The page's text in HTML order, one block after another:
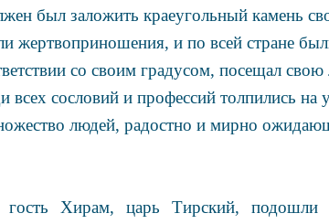
был заложить краеугольный камень
жертвоприношения, и по всей стране
со своим градусом, посещал
сословий и профессий толпились на
людей, радостно и мирно
Хирам, царь Тирский,